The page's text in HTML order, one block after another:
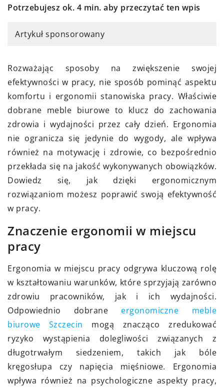
Potrzebujesz ok. 4 min. aby przeczytać ten wpis
Artykuł sponsorowany
Rozważając sposoby na zwiększenie swojej
efektywności w pracy, nie sposób pominąć aspektu
komfortu i ergonomii stanowiska pracy. Właściwie
dobrane meble biurowe to klucz do zachowania
zdrowia i wydajności przez cały dzień. Ergonomia
nie ogranicza się jedynie do wygody, ale wpływa
również na motywację i zdrowie, co bezpośrednio
przekłada się na jakość wykonywanych obowiązków.
Dowiedz się, jak dzięki ergonomicznym
rozwiązaniom możesz poprawić swoją efektywność
w pracy.
Znaczenie ergonomii w miejscu
pracy
Ergonomia w miejscu pracy odgrywa kluczową rolę
w kształtowaniu warunków, które sprzyjają zarówno
zdrowiu pracowników, jak i ich wydajności.
Odpowiednio dobrane ergonomiczne meble
biurowe Szczecin mogą znacząco zredukować
ryzyko wystąpienia dolegliwości związanych z
długotrwałym siedzeniem, takich jak bóle
kręgosłupa czy napięcia mięśniowe. Ergonomia
wpływa również na psychologiczne aspekty pracy,